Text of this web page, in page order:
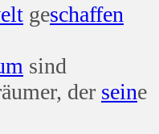
geschaffen
sind
der seine